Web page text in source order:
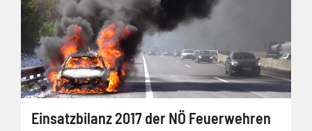
Einsatzbilanz 2017 der NÖ Feuerwehren